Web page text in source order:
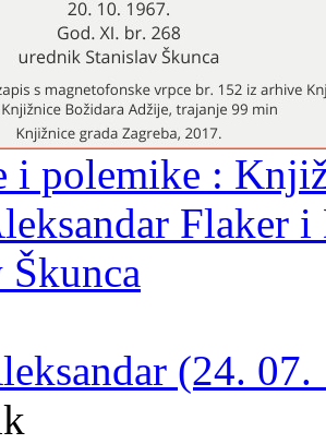
i polemike :
Flaker
Škunca
(24.